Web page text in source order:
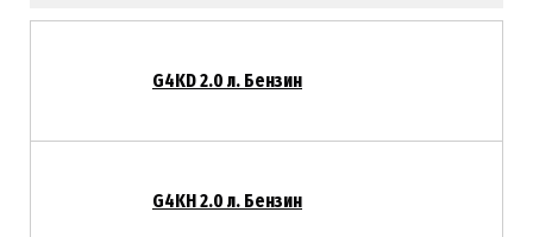
G4KD 2.0 л. Бензин
G4KH 2.0 л. Бензин